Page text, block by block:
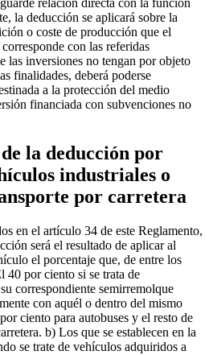
relación directa con la función
la deducción se aplicará sobre la
o coste de producción que el
con las referidas
las inversiones no tengan por objeto
finalidades, deberá poderse
a la protección del medio
financiada con subvenciones no
la deducción por
industriales o
por carretera
en el artículo 34 de este Reglamento,
será el resultado de aplicar al
el porcentaje que, de entre los
40 por ciento si se trata de
correspondiente semirremolque
con aquél o dentro del mismo
ciento para autobuses y el resto de
b) Los que se establecen en la
se trate de vehículos adquiridos a